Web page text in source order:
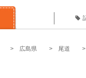
広島県 尾道